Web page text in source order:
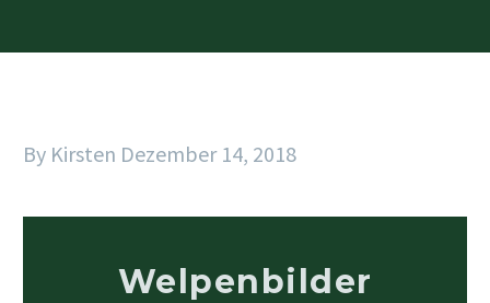
By Kirsten Dezember 14, 2018
Welpenbilder